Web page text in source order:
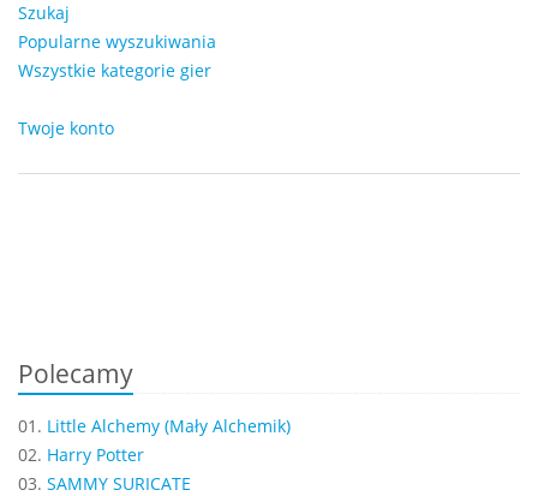
Szukaj
Popularne wyszukiwania
Wszystkie kategorie gier
Twoje konto
Polecamy
01. Little Alchemy (Mały Alchemik)
02. Harry Potter
03. SAMMY SURICATE